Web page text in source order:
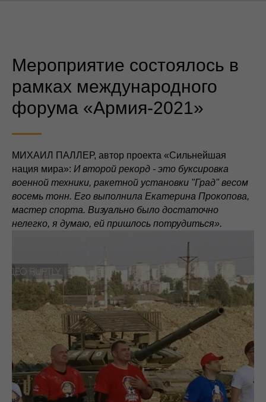
Мероприятие состоялось в
рамках международного
форума «Армия-2021»
МИХАИЛ ПАЛЛЕР, автор проекта «Сильнейшая
нация мира»: И второй рекорд - это буксировка
военной техники, ракетной установки "Град" весом
восемь тонн. Его выполнила Екатерина Прокопова,
мастер спорта. Визуально было достаточно
нелегко, я думаю, ей пришлось потрудиться».